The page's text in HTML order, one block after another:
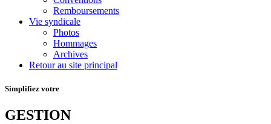
Remboursements
Vie syndicale
Photos
Hommages
Archives
Retour au site principal
Simplifiez votre
GESTION